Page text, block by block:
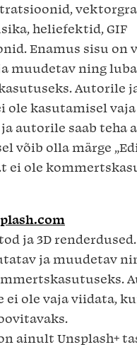
heliefektid, GIF
Enamus sisu on
muudetav ning
Autorile
ole kasutamisel
autorile saab teha
võib olla märge
ei ole
ja 3D
ja muudetav
ei ole vaja viidata,
ainult Unsplash+